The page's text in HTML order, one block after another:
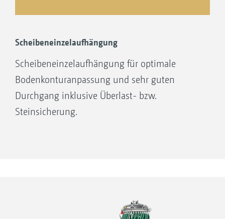
Scheibeneinzelaufhängung
Scheibeneinzelaufhängung für optimale
Bodenkonturanpassung und sehr guten
Durchgang inklusive Überlast- bzw.
Steinsicherung.